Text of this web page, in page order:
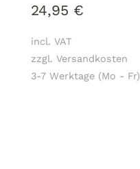
24,95 €
incl. VAT
zzgl. Versandkosten
3-7 Werktage (Mo - Fr)